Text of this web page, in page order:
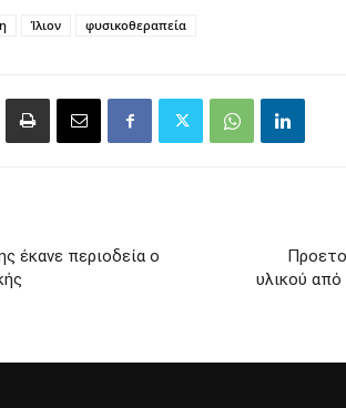
Ίλιον φυσικοθεραπεία
έκανε περιοδεία ο
υλικού